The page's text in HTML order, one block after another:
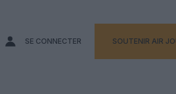
SE CONNECTER SOUTENIR AIR